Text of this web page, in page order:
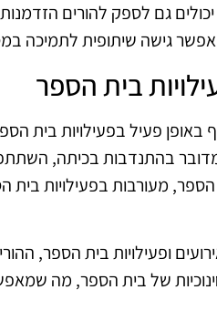
יכולים גם לספק להורים
גישה שיתופית לתמיכה
בית הספר
פעיל בפעילויות בית
בהתנדבות בכיתה,
מעורבות בפעילויות בית
ופעילויות בית הספר,
של בית הספר, מה